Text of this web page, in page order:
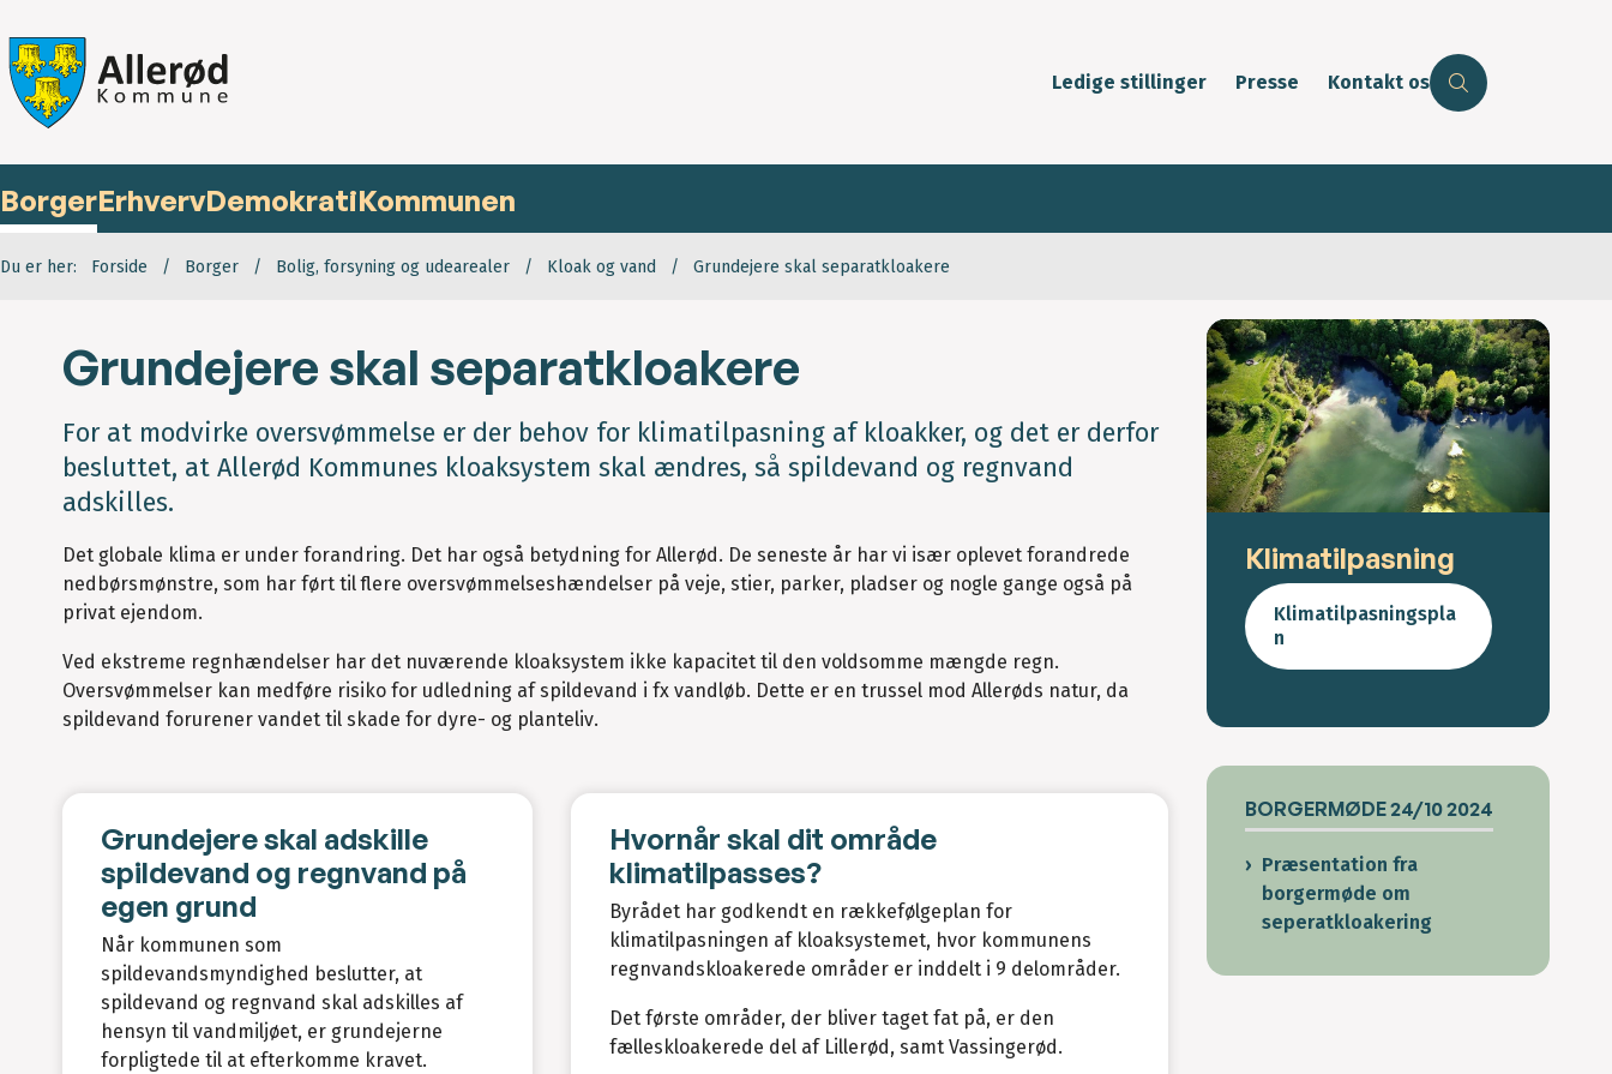
Ledige stillinger Presse Kontakt os
BorgerErhvervDemokratiKommunen
Du er her: Forside Borger Bolig, forsyning og udearealer Kloak og vand Grundejere skal separatkloakere
Grundejere skal separatkloakere
For at modvirke oversvømmelse er der behov for klimatilpasning af kloakker, og det er derfor
besluttet, at Allerød Kommunes kloaksystem skal ændres, så spildevand og regnvand
adskilles.
Det globale klima er under forandring. Det har også betydning for Allerød. De seneste år har vi især oplevet forandrede
nedbørsmønstre, som har ført til flere oversvømmelseshændelser på veje, stier, parker, pladser og nogle gange også på
privat ejendom.
Ved ekstreme regnhændelser har det nuværende kloaksystem ikke kapacitet til den voldsomme mængde regn.
Oversvømmelser kan medføre risiko for udledning af spildevand i fx vandløb. Dette er en trussel mod Allerøds natur, da
spildevand forurener vandet til skade for dyre- og planteliv.
Grundejere skal adskille
spildevand og regnvand på
egen grund
Når kommunen som
spildevandsmyndighed beslutter, at
spildevand og regnvand skal adskilles af
hensyn til vandmiljøet, er grundejerne
forpligtede til at efterkomme kravet.
Hvornår skal dit område
klimatilpasses?
Byrådet har godkendt en rækkefølgeplan for
klimatilpasningen af kloaksystemet, hvor kommunens
regnvandskloakerede områder er inddelt i 9 delområder.
Det første områder, der bliver taget fat på, er den
fælleskloakerede del af Lillerød, samt Vassingerød.
Klimatilpasning
Klimatilpasningspla
n
BORGERMØDE 24/10 2024
Præsentation fra
borgermøde om
seperatkloakering